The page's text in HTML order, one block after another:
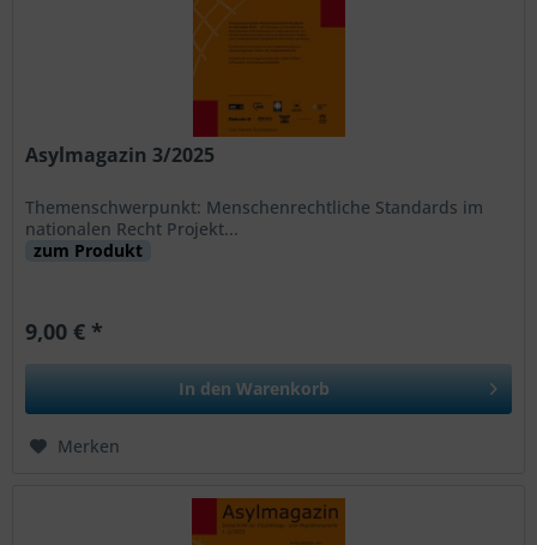
Asylmagazin 3/2025
Themenschwerpunkt: Menschenrechtliche Standards im
nationalen Recht Projekt...
zum Produkt
9,00 € *
In den Warenkorb
Merken